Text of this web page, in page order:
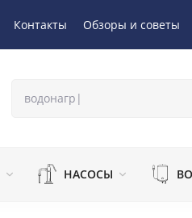
Контакты Обзоры и советы
НАСОСЫ